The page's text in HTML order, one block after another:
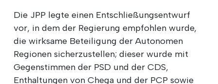
Die JPP legte einen Entschließungsentwurf
vor, in dem der Regierung empfohlen wurde,
die wirksame Beteiligung der Autonomen
Regionen sicherzustellen; dieser wurde mit
Gegenstimmen der PSD und der CDS,
Enthaltungen von Chega und der PCP sowie